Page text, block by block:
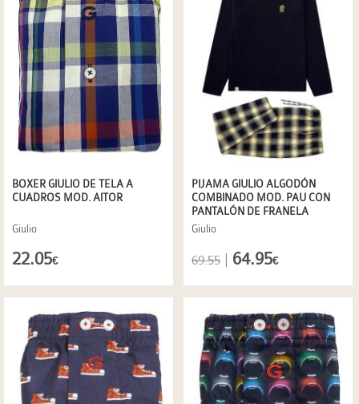
BOXER GIULIO DE TELA A
CUADROS MOD. AITOR
Giulio
22.05€
PIJAMA GIULIO ALGODÓN
COMBINADO MOD. PAU CON
PANTALÓN DE FRANELA
Giulio
69.55 64.95€